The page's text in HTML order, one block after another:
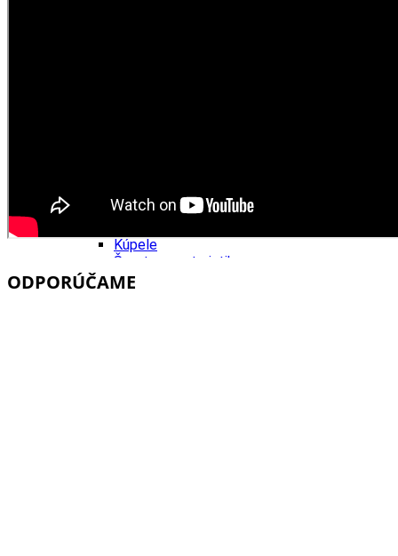
Gastro
Kaviarne
Kúpele
Šport a agroturistika
Školstvo
ODPORÚČAME